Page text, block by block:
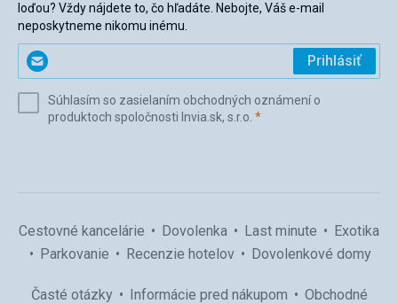
loďou? Vždy nájdete to, čo hľadáte. Nebojte, Váš e-mail
neposkytneme nikomu inému.
Zadajte
svoj
(povinné)
Prihlásiť
Súhlasím so zasielaním obchodných oznámení o
produktoch spoločnosti Invia.sk, s.r.o. *(povinné)
Cestovné kancelárie Dovolenka Last minute
Exotika
Parkovanie
Recenzie hotelov Dovolenkové domy
Časté otázky Informácie pred nákupom
Obchodné